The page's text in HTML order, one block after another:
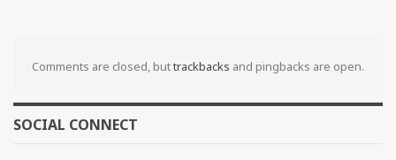
Comments are closed, buttrackbacks and pingbacks are open.
SOCIAL CONNECT